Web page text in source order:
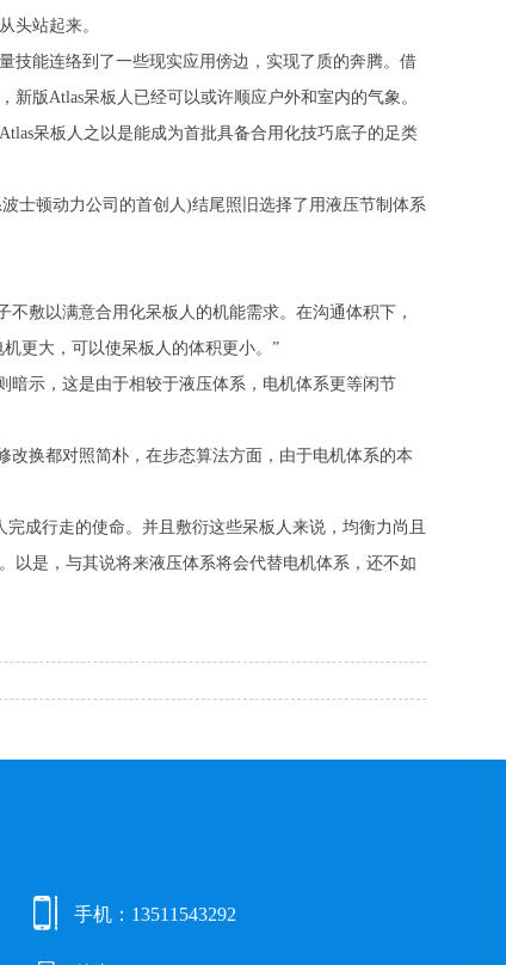
头站起来。
能连络到了一些现实应用傍边，实现了质的奔腾。借
版Atlas呆板人已经可以或许顺应户外和室内的气象。
呆板人之以是能成为首批具备合用化技巧底子的足类
士顿动力公司的首创人)结尾照旧选择了用液压节制体系
敷以满意合用化呆板人的机能需求。在沟通体积下，
更大，可以使呆板人的体积更小。”
示，这是由于相较于液压体系，电机体系更等闲节
换都对照简朴，在步态算法方面，由于电机体系的本
成行走的使命。并且敷衍这些呆板人来说，均衡力尚且
以是，与其说将来液压体系将会代替电机体系，还不如
手机：13511543292